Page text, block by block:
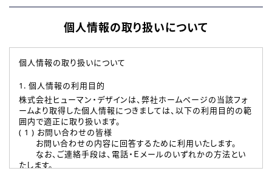
個人情報の取り扱いについて
個人情報の取り扱いについて
1. 個人情報の利用目的
株式会社ヒューマン・デザインは、弊社ホームページの当該フォ
ームより取得した個人情報につきましては、以下の利用目的の範
囲内で適正に取り扱います。
( 1 ) お問い合わせの皆様
お問い合わせの内容に回答するために利用いたします。
なお、ご連絡手段は、電話・Ｅメールのいずれかの方法とい
たします。